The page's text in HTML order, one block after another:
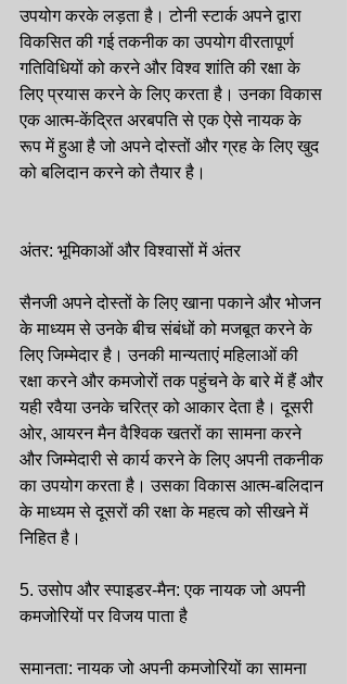
उपयोग करके लड़ता है। टोनी स्टार्क अपने द्वारा
विकसित की गई तकनीक का उपयोग वीरतापूर्ण
गतिविधियों को करने और विश्व शांति की रक्षा के
लिए प्रयास करने के लिए करता है। उनका विकास
एक आत्म-केंद्रित अरबपति से एक ऐसे नायक के
रूप में हुआ है जो अपने दोस्तों और ग्रह के लिए खुद
को बलिदान करने को तैयार है।
अंतर: भूमिकाओं और विश्वासों में अंतर
सैनजी अपने दोस्तों के लिए खाना पकाने और भोजन
के माध्यम से उनके बीच संबंधों को मजबूत करने के
लिए जिम्मेदार है। उनकी मान्यताएं महिलाओं की
रक्षा करने और कमजोरों तक पहुंचने के बारे में हैं और
यही रवैया उनके चरित्र को आकार देता है। दूसरी
ओर, आयरन मैन वैश्विक खतरों का सामना करने
और जिम्मेदारी से कार्य करने के लिए अपनी तकनीक
का उपयोग करता है। उसका विकास आत्म-बलिदान
के माध्यम से दूसरों की रक्षा के महत्व को सीखने में
निहित है।
5. उसोप और स्पाइडर-मैन: एक नायक जो अपनी
कमजोरियों पर विजय पाता है
समानता: नायक जो अपनी कमजोरियों का सामना